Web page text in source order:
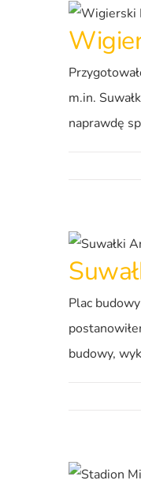
m.in.
naprawdę
Plac
budowy,